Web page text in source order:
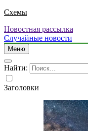
Схемы
Новостная рассылка
Случайные новости
Меню
Найти:
Заголовки